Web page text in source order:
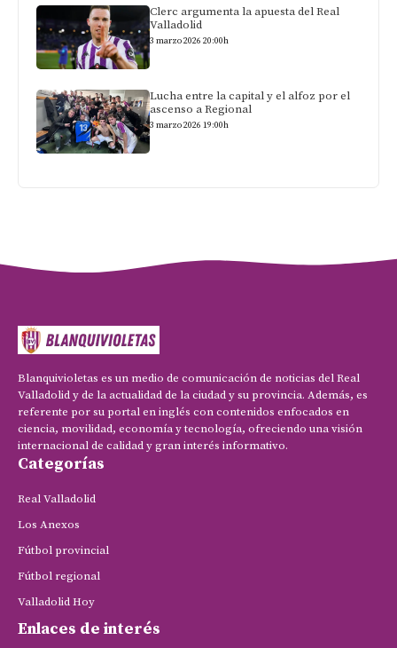
Clerc argumenta la apuesta del Real
Valladolid
3 marzo 2026 20:00h
Lucha entre la capital y el alfoz por el
ascenso a Regional
3 marzo 2026 19:00h
Blanquivioletas es un medio de comunicación de noticias del Real
Valladolid y de la actualidad de la ciudad y su provincia. Además, es
referente por su portal en inglés con contenidos enfocados en
ciencia, movilidad, economía y tecnología, ofreciendo una visión
internacional de calidad y gran interés informativo.
Categorías
Real Valladolid
Los Anexos
Fútbol provincial
Fútbol regional
Valladolid Hoy
Enlaces de interés